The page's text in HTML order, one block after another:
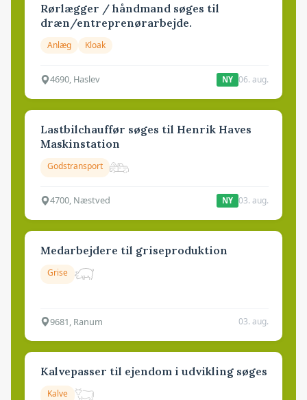
Rørlægger / håndmand søges til
dræn/entreprenørarbejde.
Anlæg Kloak
4690, Haslev NY 06. aug.
Lastbilchauffør søges til Henrik Haves
Maskinstation
Godstransport
4700, Næstved NY 03. aug.
Medarbejdere til griseproduktion
Grise
9681, Ranum 03. aug.
Kalvepasser til ejendom i udvikling søges
Kalve